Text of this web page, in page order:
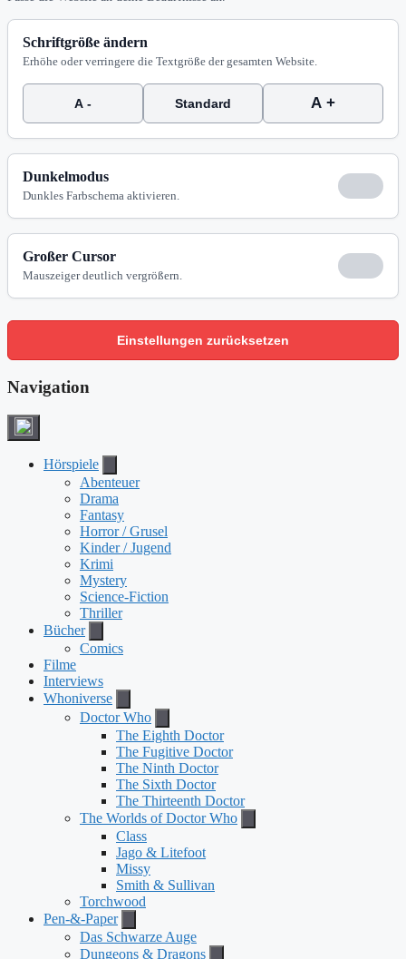
Schriftgröße ändern
Erhöhe oder verringere die Textgröße der gesamten Website.
A - Standard A +
Dunkelmodus
Dunkles Farbschema aktivieren.
Großer Cursor
Mauszeiger deutlich vergrößern.
Einstellungen zurücksetzen
Navigation
Hörspiele
Abenteuer
Drama
Fantasy
Horror / Grusel
Kinder / Jugend
Krimi
Mystery
Science-Fiction
Thriller
Bücher
Comics
Filme
Interviews
Whoniverse
Doctor Who
The Eighth Doctor
The Fugitive Doctor
The Ninth Doctor
The Sixth Doctor
The Thirteenth Doctor
The Worlds of Doctor Who
Class
Jago & Litefoot
Missy
Smith & Sullivan
Torchwood
Pen-&-Paper
Das Schwarze Auge
Dungeons & Dragons